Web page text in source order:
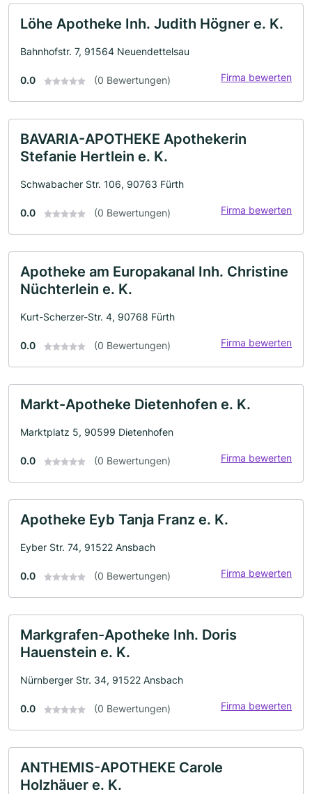
Löhe Apotheke Inh. Judith Högner e. K.
Bahnhofstr. 7, 91564 Neuendettelsau
0.0 (0 Bewertungen) Firma bewerten
BAVARIA-APOTHEKE Apothekerin
Stefanie Hertlein e. K.
Schwabacher Str. 106, 90763 Fürth
0.0 (0 Bewertungen) Firma bewerten
Apotheke am Europakanal Inh. Christine
Nüchterlein e. K.
Kurt-Scherzer-Str. 4, 90768 Fürth
0.0 (0 Bewertungen) Firma bewerten
Markt-Apotheke Dietenhofen e. K.
Marktplatz 5, 90599 Dietenhofen
0.0 (0 Bewertungen) Firma bewerten
Apotheke Eyb Tanja Franz e. K.
Eyber Str. 74, 91522 Ansbach
0.0 (0 Bewertungen) Firma bewerten
Markgrafen-Apotheke Inh. Doris
Hauenstein e. K.
Nürnberger Str. 34, 91522 Ansbach
0.0 (0 Bewertungen) Firma bewerten
ANTHEMIS-APOTHEKE Carole
Holzhäuer e. K.